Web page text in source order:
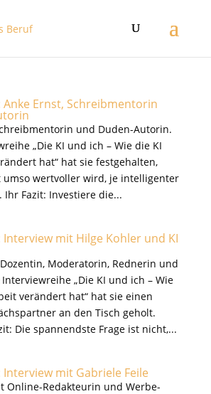
Anke Ernst, Schreibmentorin
und Duden-Autorin.
„Die KI und ich – Wie die KI
hat“ hat sie festgehalten,
umso wertvoller wird, je intelligenter
Ihr Fazit: Investiere die...
Interview mit Hilge Kohler und KI
Moderatorin, Rednerin und
„Die KI und ich – Wie
verändert hat“ hat sie einen
an den Tisch geholt.
Die spannendste Frage ist nicht,...
Interview mit Gabriele Feile
Online-Redakteurin und Werbe-